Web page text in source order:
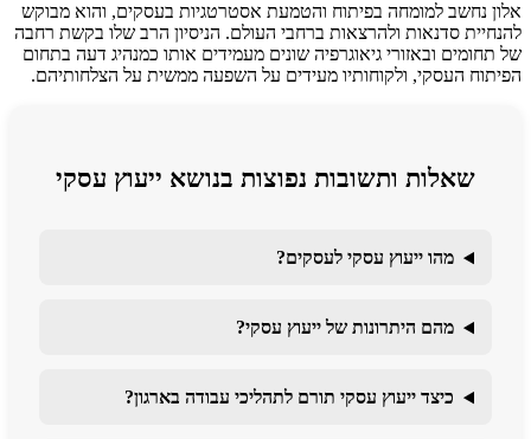
אלון נחשב למומחה בפיתוח והטמעת אסטרטגיות בעסקים, והוא מבוקש
להנחיית סדנאות ולהרצאות ברחבי העולם. הניסיון הרב שלו בקשת רחבה
של תחומים ובאזורי גיאוגרפיה שונים מעמידים אותו כמנהיג דעה בתחום
הפיתוח העסקי, ולקוחותיו מעידים על השפעה ממשית על הצלחותיהם.
שאלות ותשובות נפוצות בנושא ייעוץ עסקי
מהו ייעוץ עסקי לעסקים?
מהם היתרונות של ייעוץ עסקי?
כיצד ייעוץ עסקי תורם לתהליכי עבודה בארגון?